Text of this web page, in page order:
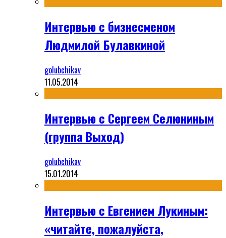
Интервью с бизнесменом
Людмилой Булавкиной
golubchikav
11.05.2014
Интервью с Сергеем Селюниным
(группа Выход)
golubchikav
15.01.2014
Интервью с Евгением Лукиным:
«читайте, пожалуйста,